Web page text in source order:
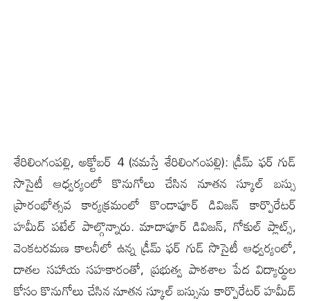
శేరిలింగంప‌ల్లి, అక్టోబ‌ర్ 4 (న‌మ‌స్తే శేరిలింగంప‌ల్లి): డ్రీమ్ ఫర్ గుడ్
సొసైటీ ఆధ్వర్యంలో కొనుగోలు చేసిన నూతన స్కూల్ బస్సు
ప్రారంభోత్సవ కార్యక్రమంలో కొండాపూర్ డివిజన్ కార్పొరేటర్
హమీద్ పటేల్ పాల్గొన్నారు. మాదాపూర్ డివిజన్, గోకుల్ ప్లాట్స్,
వెంకటరమణ కాలనీలో ఉన్న‌ డ్రీమ్ ఫర్ గుడ్ సొసైటీ ఆధ్వర్యంలో,
దాతల‌ సహాయ సహకారంతో, ప్రభుత్వ‌ పాఠశాల పేద విద్యార్థుల
కోసం కొనుగోలు చేసిన నూతన స్కూల్ బస్సును కార్పొరేటర్ హమీద్